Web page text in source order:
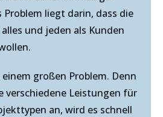
liegt darin, dass die
und jeden als Kunden
großen Problem. Denn
verschiedene Leistungen für
an, wird es schnell